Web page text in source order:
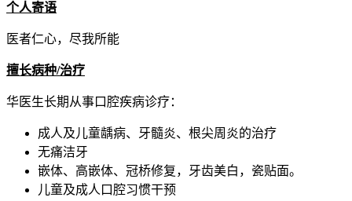
个人寄语
医者仁心，尽我所能
擅长病种/治疗
华医生长期从事口腔疾病诊疗：
成人及儿童龋病、牙髓炎、根尖周炎的治疗
无痛洁牙
嵌体、高嵌体、冠桥修复，牙齿美白，瓷贴面。
儿童及成人口腔习惯干预